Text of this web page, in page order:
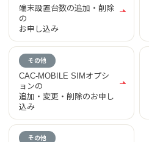
端末設置台数の追加・削除
の
お申し込み
CAC-MOBILE SIMオプシ
ョンの
追加・変更・削除のお申し
込み